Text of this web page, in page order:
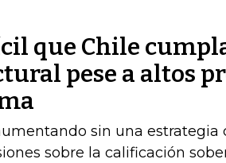
que Chile
pese a altos
sin una estrategia
sobre la calificación